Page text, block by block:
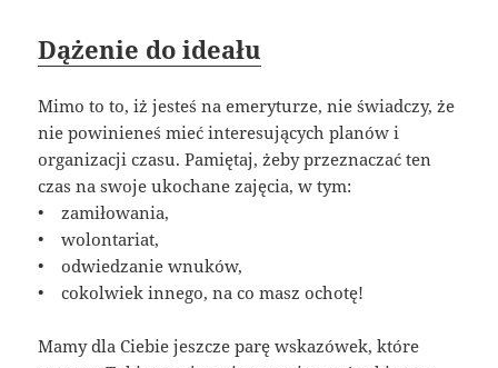
Dążenie do ideału
Mimo to to, iż jesteś na emeryturze, nie świadczy, że
nie powinieneś mieć interesujących planów i
organizacji czasu. Pamiętaj, żeby przeznaczać ten
czas na swoje ukochane zajęcia, w tym:
• zamiłowania,
• wolontariat,
• odwiedzanie wnuków,
• cokolwiek innego, na co masz ochotę!
Mamy dla Ciebie jeszcze parę wskazówek, które